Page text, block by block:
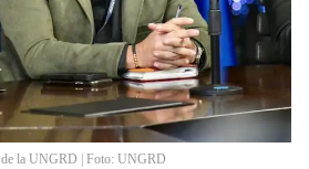
la UNGRD | Foto: UNGRD